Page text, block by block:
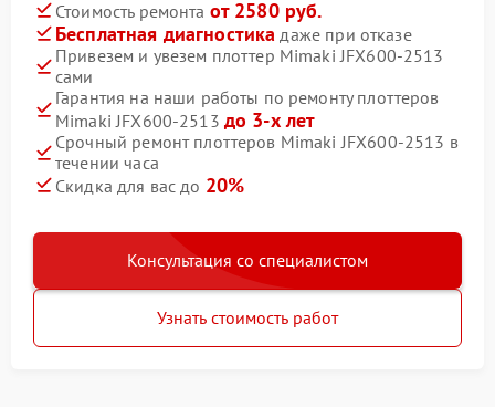
Стоимость ремонта от 2580 руб.
Бесплатная диагностика даже при отказе
Привезем и увезем плоттер Mimaki JFX600-2513
сами
Гарантия на наши работы по ремонту плоттеров
Mimaki JFX600-2513 до 3-х лет
Срочный ремонт плоттеров Mimaki JFX600-2513 в
течении часа
Скидка для вас до 20%
Консультация со специалистом
Узнать стоимость работ